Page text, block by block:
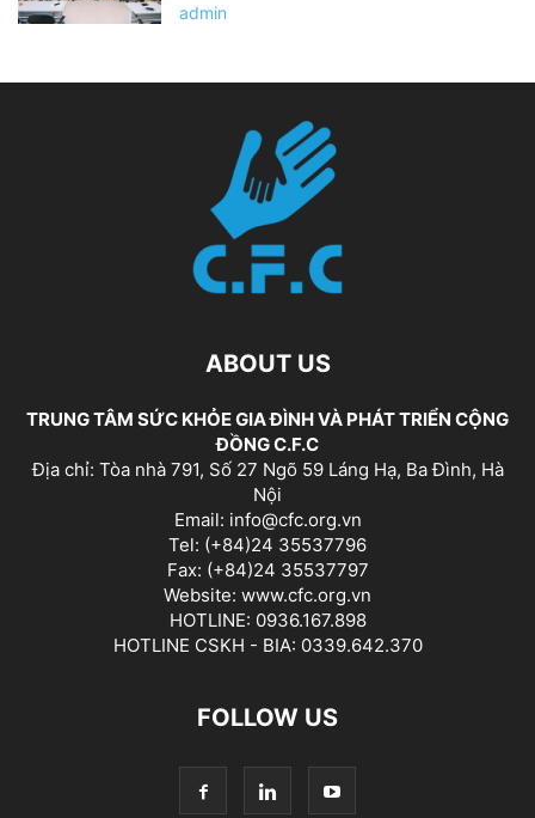
admin
ABOUT US
TRUNG TÂM SỨC KHỎE GIA ĐÌNH VÀ PHÁT TRIỂN CỘNG
ĐỒNG C.F.C
Địa chỉ: Tòa nhà 791, Số 27 Ngõ 59 Láng Hạ, Ba Đình, Hà
Nội
Email: info@cfc.org.vn
Tel: (+84)24 35537796
Fax: (+84)24 35537797
Website: www.cfc.org.vn
HOTLINE: 0936.167.898
HOTLINE CSKH - BIA: 0339.642.370
FOLLOW US